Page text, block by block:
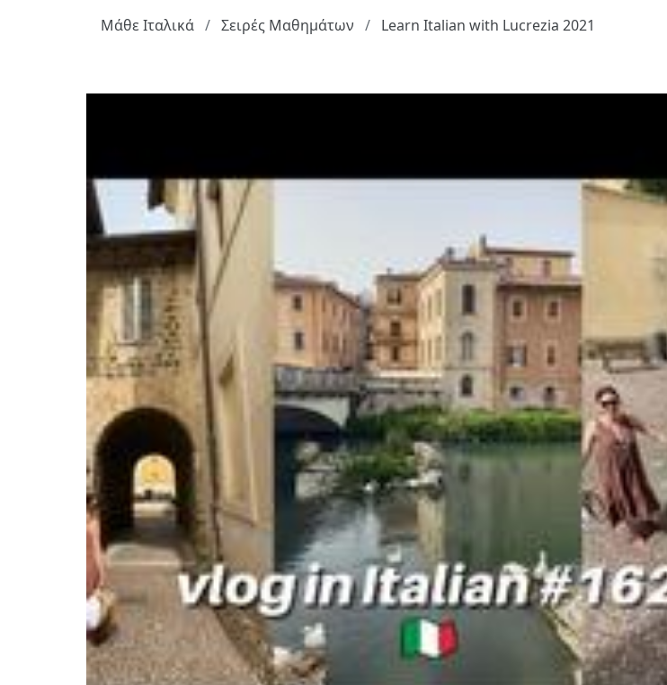
Μάθε Ιταλικά
Σειρές Μαθημάτων Learn Italian with Lucrezia 2021